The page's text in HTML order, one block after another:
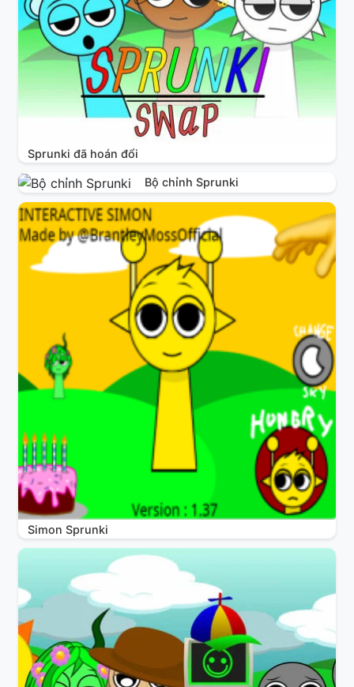
Sprunki đã hoán đổi
Bộ chỉnh Sprunki
Simon Sprunki